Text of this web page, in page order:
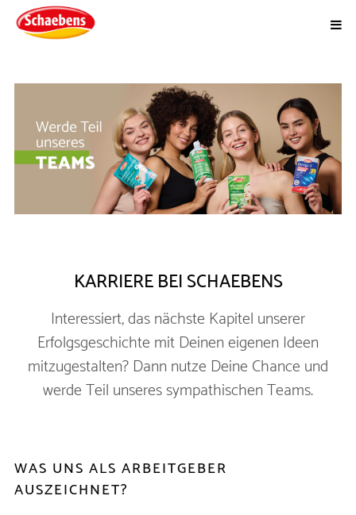
KARRIERE BEI SCHAEBENS
Interessiert, das nächste Kapitel unserer
Erfolgsgeschichte mit Deinen eigenen Ideen
mitzugestalten? Dann nutze Deine Chance und
werde Teil unseres sympathischen Teams.
WAS UNS ALS ARBEITGEBER
AUSZEICHNET?